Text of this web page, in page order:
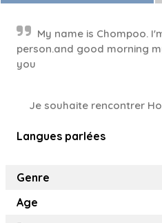
My name is Chompoo.
person.and good morning
you
Je souhaite rencontrer
Langues parlées
Genre
Age